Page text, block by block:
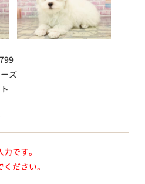
ズ
です。
ださい。